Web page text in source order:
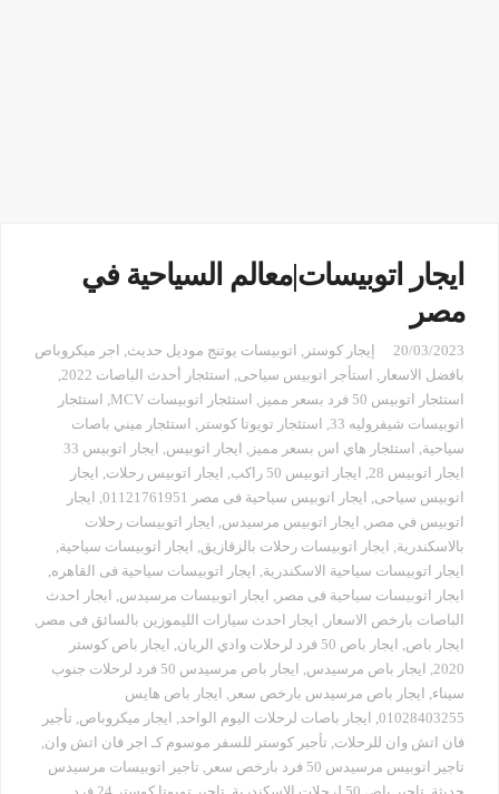
ايجار اتوبيسات|معالم السياحية في
مصر
20/03/2023 إيجار كوستر , اتوبيسات يوتنج موديل حديث, اجر ميكروباص
بافضل الاسعار , استأجر اتوبيس سياحى, استئجار أحدث الباصات 2022
,
استئجار اتوبيس 50 فرد بسعر مميز
, استئجار اتوبيسات MCV , استئجار
اتوبيسات شيفروليه 33
, استئجار تويوتا كوستر , استئجار ميني باصات
سياحية, استئجار هاي اس بسعر مميز , ايجار اتوبيس,
ايجار اتوبيس 33
ايجار اتوبيس 28
, ايجار اتوبيس 50 راكب , ايجار اتوبيس رحلات, ايجار
اتوبيس سياحى, ايجار اتوبيس سياحية فى مصر 01121761951 , ايجار
اتوبيس في مصر , ايجار اتوبيس مرسيدس, ايجار اتوبيسات رحلات
بالاسكندرية, ايجار اتوبيسات رحلات بالزقازيق, ايجار اتوبيسات سياحية,
ايجار اتوبيسات سياحية الاسكندرية, ايجار اتوبيسات سياحية فى القاهره,
ايجار اتوبيسات سياحية فى مصر , ايجار اتوبيسات مرسيدس, ايجار احدث
الباصات بارخص الاسعار , ايجار احدث سيارات الليموزين بالسائق فى مصر ,
ايجار باص, ايجار باص 50 فرد لرحلات وادي الريان , ايجار باص كوستر
2020
, ايجار باص مرسيدس,
ايجار باص مرسيدس 50 فرد لرحلات جنوب
سيناء, ايجار باص مرسيدس بارخص سعر , ايجار باص هايس
01028403255
, ايجار باصات لرحلات اليوم الواحد, ايجار ميكروباص, تأجير
فان اتش وان للرحلات, تأجير كوستر للسفر موسوم كـ اجر فان اتش وان,
تاجير اتوبيس مرسيدس 50 فرد بارخص سعر
, تاجير اتوبيسات مرسيدس